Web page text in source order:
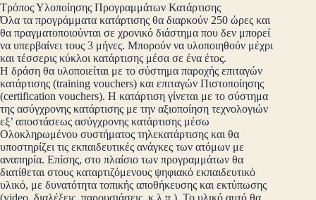
Τρόπος Υλοποίησης Προγραμμάτων Κατάρτισης
Όλα τα προγράμματα κατάρτισης θα διαρκούν 250 ώρες και
θα πραγματοποιούνται σε χρονικό διάστημα που δεν μπορεί
να υπερβαίνει τους 3 μήνες. Μπορούν να υλοποιηθούν μέχρι
και τέσσερις κύκλοι κατάρτισης μέσα σε ένα έτος.
Η δράση θα υλοποιείται με το σύστημα παροχής επιταγών
κατάρτισης (training vouchers) και επιταγών Πιστοποίησης
(certification vouchers). Η κατάρτιση γίνεται με το σύστημα
της ασύγχρονης κατάρτισης με την αξιοποίηση τεχνολογιών
εξ’ αποστάσεως ασύγχρονης κατάρτισης μέσω
Ολοκληρωμένου συστήματος τηλεκατάρτισης και θα
υποστηρίζει τις εκπαιδευτικές ανάγκες των ατόμων με
αναπηρία. Επίσης, στο πλαίσιο των προγραμμάτων θα
διατίθεται στους καταρτιζόμενους ψηφιακό εκπαιδευτικό
υλικό, με δυνατότητα τοπικής αποθήκευσης και εκτύπωσης
(video, διαλέξεις, παρουσιάσεις, κ.λ.π.). Το υλικό αυτό θα